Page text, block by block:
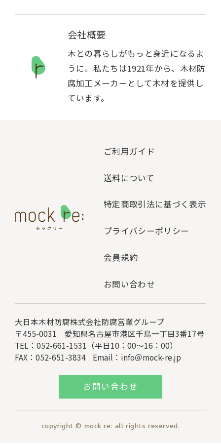
会社概要
木との暮らしがもっと身近になるよ
うに。私たちは1921年から、木材防
腐加工メーカーとして木材を提供し
ています。
ご利用ガイド
送料について
特定商取引法に基づく表示
プライバシーポリシー
会員規約
お問い合わせ
大日本木材防腐株式会社防腐営業グループ
〒455-0031 愛知県名古屋市港区千鳥一丁目3番17号
TEL：052-661-1531（平日10：00～16：00）
FAX：052-651-3834
Email： info＠mock-re.jp
お問い合わせ
copyright © mock re: all rights reserved.